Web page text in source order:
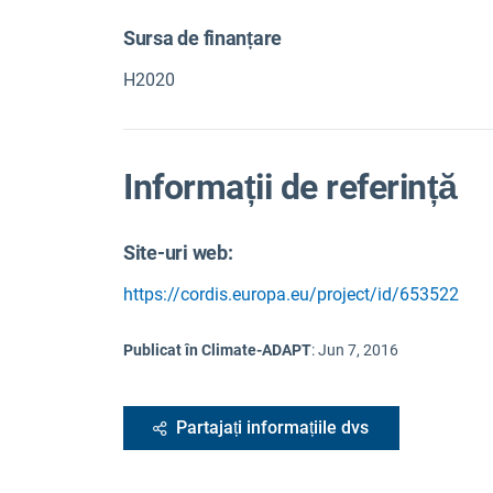
Sursa de finanțare
H2020
Informații de referință
Site-uri web:
https://cordis.europa.eu/project/id/653522
Publicat în Climate-ADAPT:Jun 7, 2016
Partajați informațiile dvs